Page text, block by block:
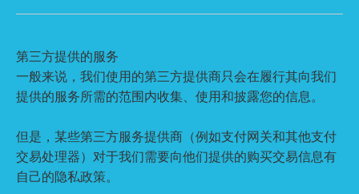
第三方提供的服务
一般来说，我们使用的第三方提供商只会在履行其向我们
提供的服务所需的范围内收集、使用和披露您的信息。
但是，某些第三方服务提供商（例如支付网关和其他支付
交易处理器）对于我们需要向他们提供的购买交易信息有
自己的隐私政策。